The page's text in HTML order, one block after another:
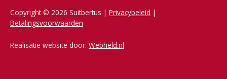
Copyright © 2026 Suitbertus | Privacybeleid |
Betalingsvoorwaarden
Realisatie website door: Webheld.nl